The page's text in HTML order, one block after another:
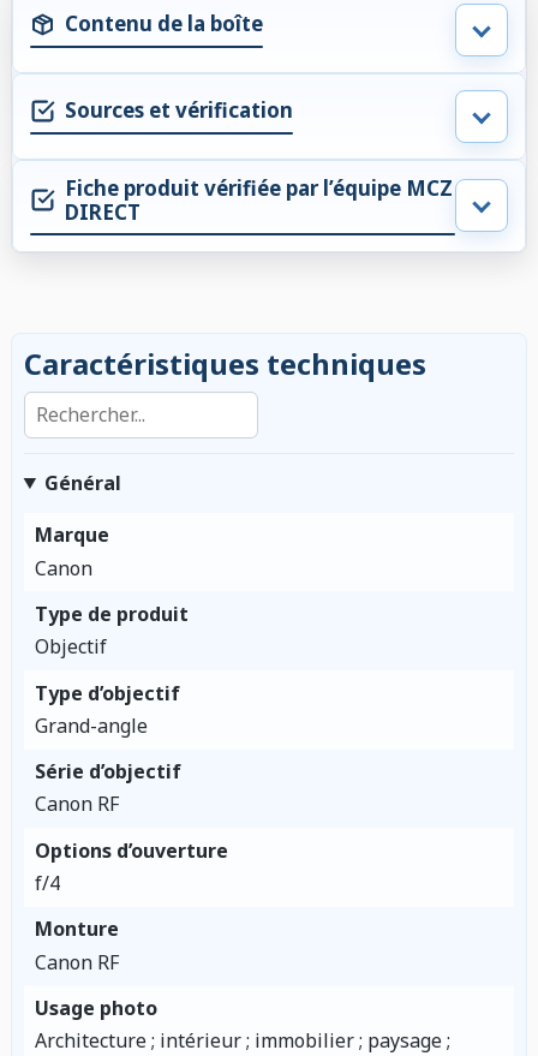
Contenu de la boîte
Sources et vérification
Fiche produit vérifiée par l’équipe MCZ
DIRECT
Caractéristiques techniques
Rechercher dans les caractéristiques
Général
Marque
Canon
Type de produit
Objectif
Type d’objectif
Grand-angle
Série d’objectif
Canon RF
Options d’ouverture
f/4
Monture
Canon RF
Usage photo
Architecture ; intérieur ; immobilier ; paysage ;